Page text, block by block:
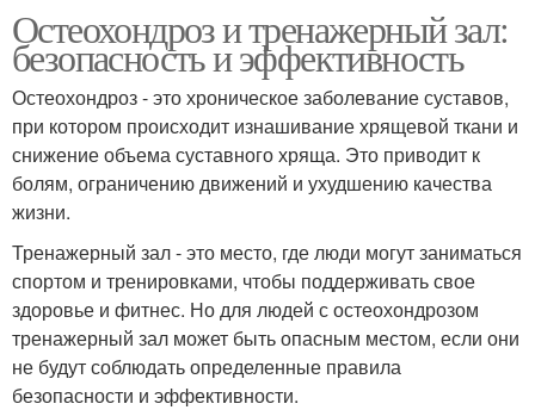
Остеохондроз и тренажерный зал:
безопасность и эффективность
Остеохондроз - это хроническое заболевание суставов,
при котором происходит изнашивание хрящевой ткани и
снижение объема суставного хряща. Это приводит к
болям, ограничению движений и ухудшению качества
жизни.
Тренажерный зал - это место, где люди могут заниматься
спортом и тренировками, чтобы поддерживать свое
здоровье и фитнес. Но для людей с остеохондрозом
тренажерный зал может быть опасным местом, если они
не будут соблюдать определенные правила
безопасности и эффективности.